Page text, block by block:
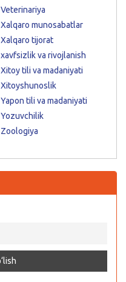
Veterinariya
Xalqaro munosabatlar
Xalqaro tijorat
xavfsizlik va rivojlanish
Xitoy tili va madaniyati
Xitoyshunoslik
Yapon tili va madaniyati
Yozuvchilik
Zoologiya